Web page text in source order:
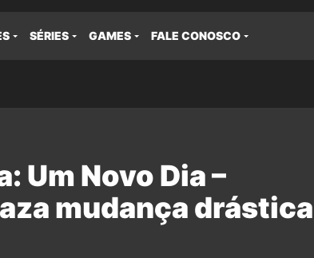
SÉRIES GAMES FALE CONOSCO
Um Novo Dia –
mudança drástica